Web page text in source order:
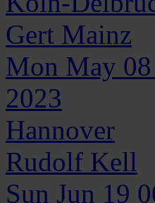
Gert Mainz
Mon May
2023
Hannover
Rudolf Kell
Sun Jun 19